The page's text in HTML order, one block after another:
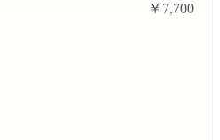
￥7,700